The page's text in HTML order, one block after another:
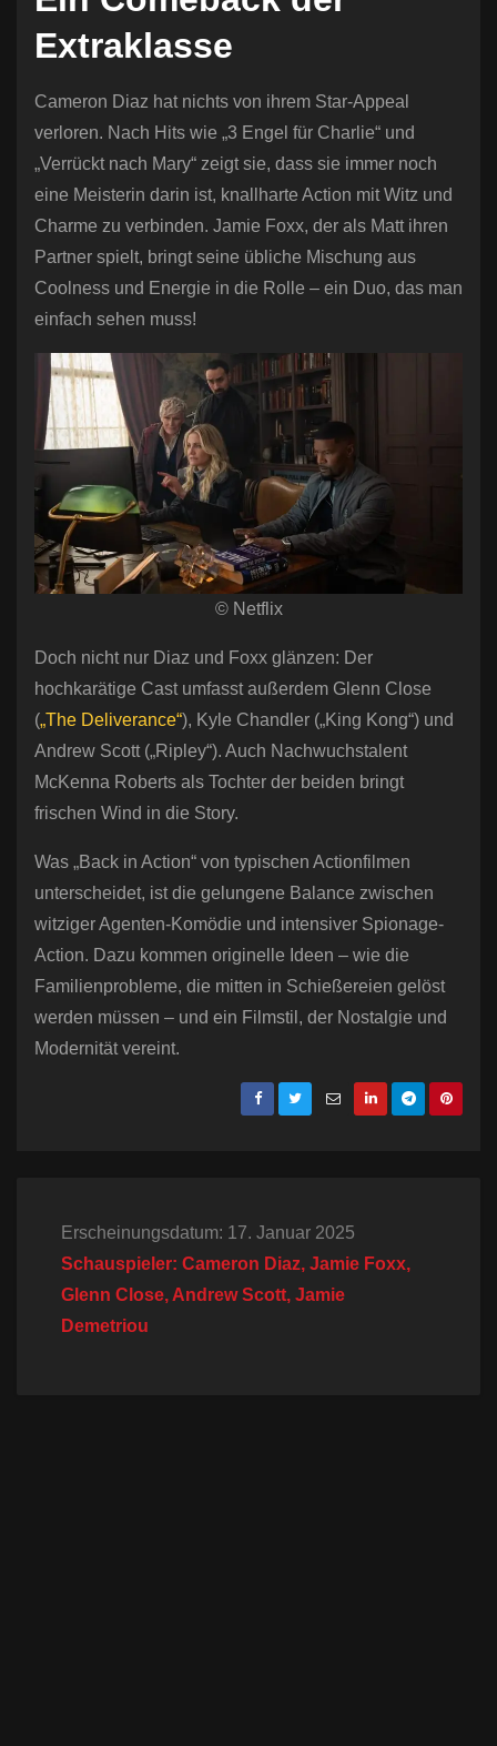
Extraklasse
Cameron Diaz hat nichts von ihrem Star-Appeal
verloren. Nach Hits wie „3 Engel für Charlie“ und
„Verrückt nach Mary“ zeigt sie, dass sie immer noch
eine Meisterin darin ist, knallharte Action mit Witz und
Charme zu verbinden. Jamie Foxx, der als Matt ihren
Partner spielt, bringt seine übliche Mischung aus
Coolness und Energie in die Rolle – ein Duo, das man
einfach sehen muss!
© Netflix
Doch nicht nur Diaz und Foxx glänzen: Der
hochkarätige Cast umfasst außerdem Glenn Close
(„The Deliverance“), Kyle Chandler („King Kong“) und
Andrew Scott („Ripley“). Auch Nachwuchstalent
McKenna Roberts als Tochter der beiden bringt
frischen Wind in die Story.
Was „Back in Action“ von typischen Actionfilmen
unterscheidet, ist die gelungene Balance zwischen
witziger Agenten-Komödie und intensiver Spionage-
Action. Dazu kommen originelle Ideen – wie die
Familienprobleme, die mitten in Schießereien gelöst
werden müssen – und ein Filmstil, der Nostalgie und
Modernität vereint.
Erscheinungsdatum: 17. Januar 2025
Schauspieler: Cameron Diaz, Jamie Foxx,
Glenn Close, Andrew Scott, Jamie
Demetriou